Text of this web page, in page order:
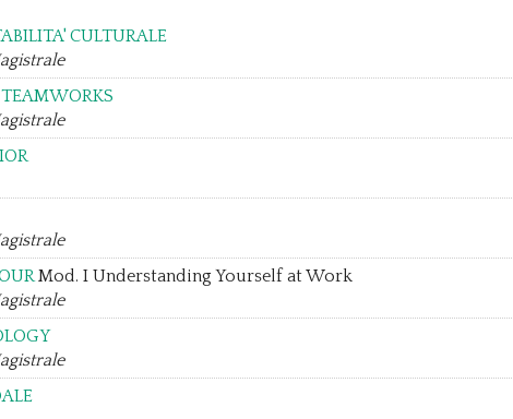
CULTURALE
Mod. I Understanding Yourself at Work